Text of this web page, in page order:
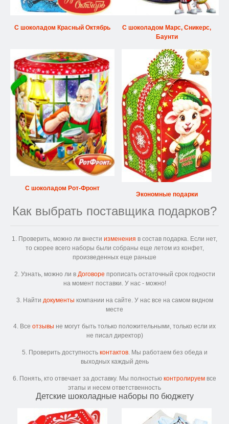
С шоколадом Красный Октябрь
С шоколадом Марс, Сникерс,
Баунти
С шоколадом Рот-Фронт
Экономные подарки
Как выбрать поставщика подарков?
1. Проверить, можно ли внести изменения в состав подарка. Если нет,
то скорее всего наборы были собраны еще летом из конфет,
произведенных еще раньше
2. Узнать, можно ли в Договоре прописать остаточный срок годности
на момент поставки. У нас - можно!
3. Найти документы компании на сайте. У нас все на самом видном
месте
4. Все отзывы не могут быть только положительными, только если их
не писал директор)
5. Проверить доступность контактов. Мы работаем без обеда и
выходных каждый день
6. Понять, кто отвечает за доставку. Мы полностью контролируем все
этапы и несем ответственность
Детские шоколадные наборы по бюджету